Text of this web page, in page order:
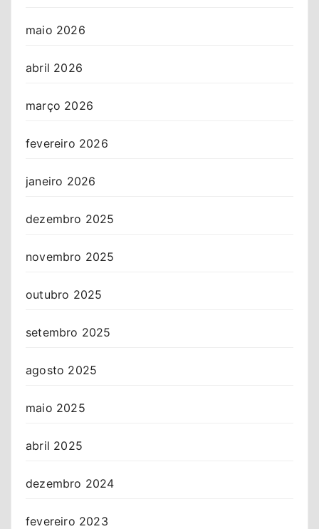
maio 2026
abril 2026
março 2026
fevereiro 2026
janeiro 2026
dezembro 2025
novembro 2025
outubro 2025
setembro 2025
agosto 2025
maio 2025
abril 2025
dezembro 2024
fevereiro 2023